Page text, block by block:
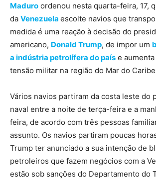
Maduro ordenou nesta quarta-feira, 17,
da Venezuela escolte navios que
medida é uma reação à decisão do
americano, Donald Trump, de impor um
a indústria petrolífera do país e
tensão militar na região do Mar do
Vários navios partiram da costa leste do
naval entre a noite de terça-feira e a
feira, de acordo com três pessoas
assunto. Os navios partiram poucas
Trump ter anunciado a sua intenção de
petroleiros que fazem negócios com a
estão sob sanções do Departamento do